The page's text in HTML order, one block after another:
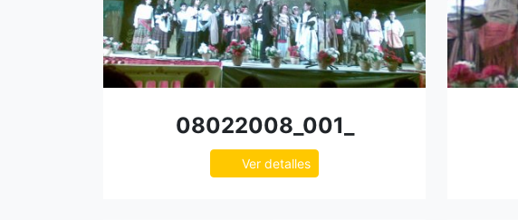
08022008_001_
Ver detalles